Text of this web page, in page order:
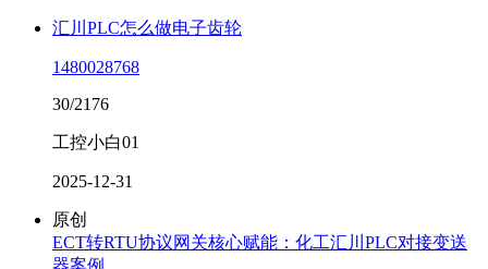
汇川PLC怎么做电子齿轮
1480028768
30/2176
工控小白01
2025-12-31
原创
ECT转RTU协议网关核心赋能：化工汇川PLC对接变送
器案例